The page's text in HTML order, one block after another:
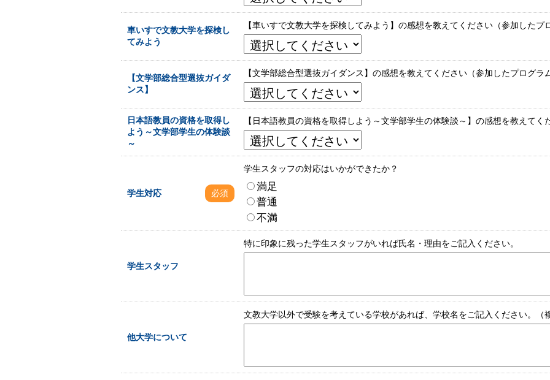
車いすで文教大学を探検し
てみよう
【車いすで文教大学を探検してみよう】の感想を教えてください（参加したプ
【文学部総合型選抜ガイダ
ンス】
【文学部総合型選抜ガイダンス】の感想を教えてください（参加したプログラ
日本語教員の資格を取得し
よう～文学部学生の体験談
～
【日本語教員の資格を取得しよう～文学部学生の体験談～】の感想を教えてく
学生対応 必須
学生スタッフの対応はいかができたか？
満足
普通
不満
学生スタッフ
特に印象に残った学生スタッフがいれば氏名・理由をご記入ください。
他大学について
文教大学以外で受験を考えている学校があれば、学校名をご記入ください。（